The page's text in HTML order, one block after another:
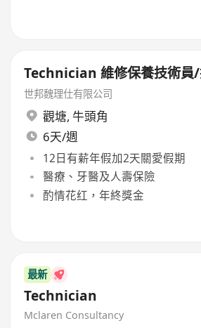
Technician 維修保養技術員/
世邦魏理仕有限公司
觀塘, 牛頭角
6天/週
12日有薪年假加2天關愛假期
醫療、牙醫及人壽保險
酌情花红，年終獎金
最新
Technician
Mclaren Consultancy